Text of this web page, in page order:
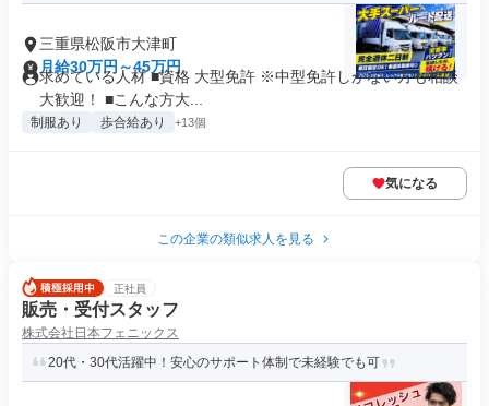
三重県松阪市大津町
月給30万円～45万円
求めている人材 ■資格 大型免許 ※中型免許しかない方も相談
大歓迎！ ■こんな方大...
制服あり 歩合給あり +13個
気になる
この企業の類似求人を見る
正社員
販売・受付スタッフ
株式会社日本フェニックス
20代・30代活躍中！安心のサポート体制で未経験でも可